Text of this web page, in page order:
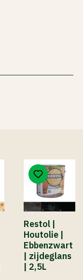
Restol |
Houtolie |
Ebbenzwart
| zijdeglans
| 2,5L